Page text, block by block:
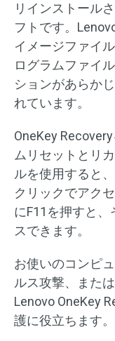
リインストール
フトです。
イメージファイ
ログラムファイ
ションがあらか
れています。
OneKey
ムリセットとリ
ルを使用すると
クリックでアク
にF11を押すと
スできます。
お使いのコンピ
ルス攻撃、また
Lenovo OneKey
護に役立ちます。